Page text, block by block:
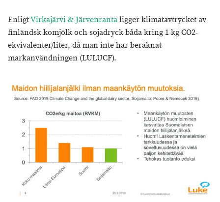
EnligtVirkajärvi & Järvenrantaligger klimatavtrycket av
finländsk komjölk och sojadryck båda kring 1 kg CO2-
ekvivalenter/liter, då man inte har beräknat
markanvändningen (LULUCF).